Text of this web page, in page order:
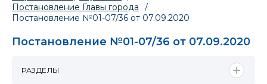
Постановление Главы города
/
Постановление №01-07/36 от 07.09.2020
Постановление №01-07/36 от 07.09.2020
РАЗДЕЛЫ